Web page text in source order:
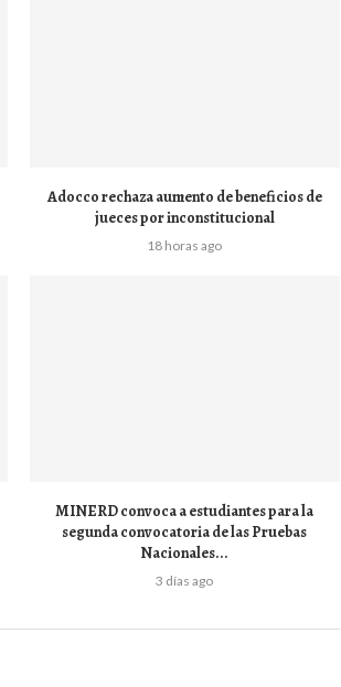
Adocco rechaza aumento de beneficios de
jueces por inconstitucional
18 horas ago
MINERD convoca a estudiantes para la
segunda convocatoria de las Pruebas
Nacionales...
3 días ago